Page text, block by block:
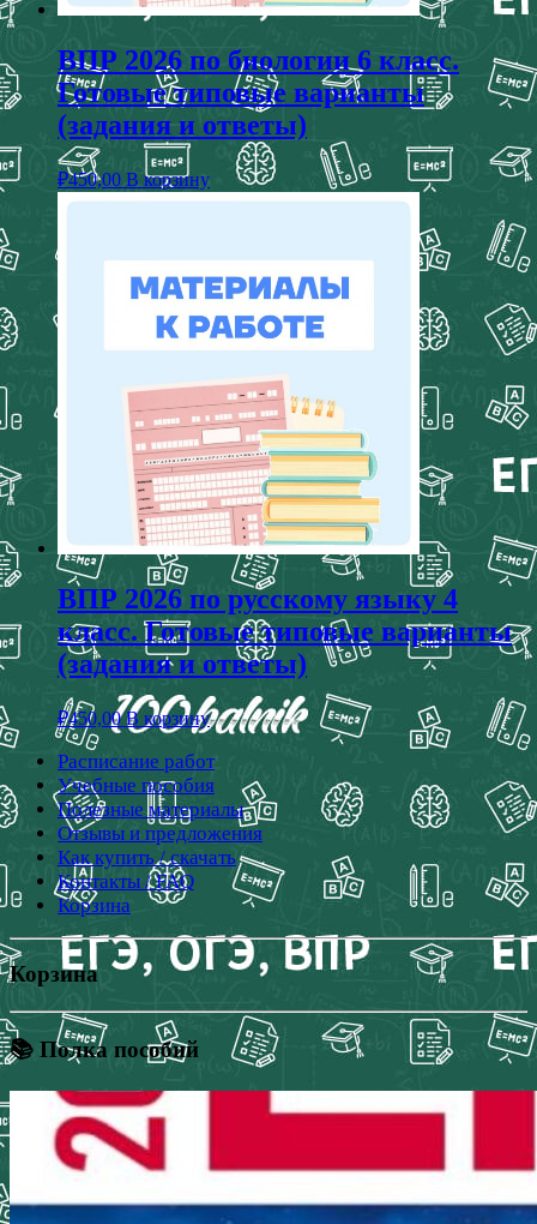
ВПР 2026 по биологии 6 класс.
Готовые типовые варианты
(задания и ответы)
₽450,00 В корзину
ВПР 2026 по русскому языку 4
класс. Готовые типовые варианты
(задания и ответы)
₽450,00 В корзину
Расписание работ
Учебные пособия
Полезные материалы
Отзывы и предложения
Как купить / скачать
Контакты / FAQ
Корзина
Корзина
📚 Полка пособий